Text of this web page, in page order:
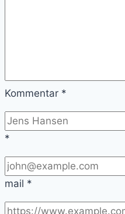
Kommentar *
*
mail *